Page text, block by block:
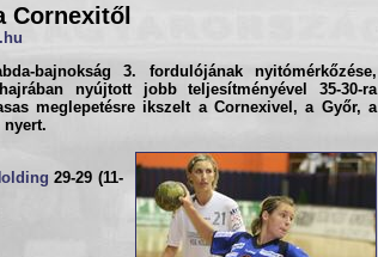
Cornexitől
bajnokság3. fordulójának nyitómérkőzése,
nyújtott jobb teljesítményével 35-30-ra
meglepetésre ikszelt a Cornexivel, a Győr, a
nyert.
29-29 (11-